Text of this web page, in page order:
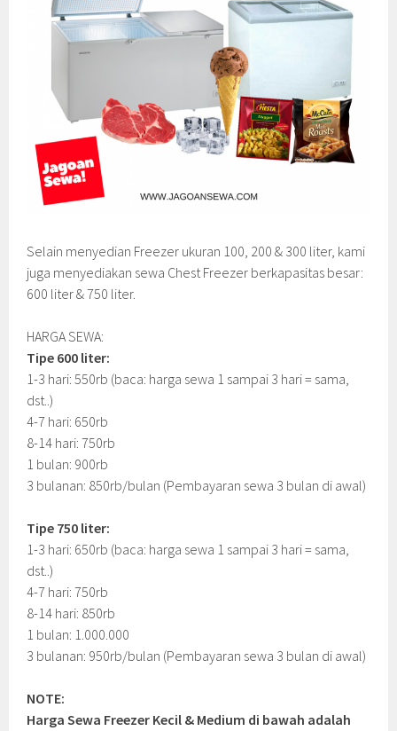
Selain menyedian Freezer ukuran 100, 200 & 300 liter, kami
juga menyediakan sewa Chest Freezer berkapasitas besar:
600 liter & 750 liter.
HARGA SEWA:
Tipe 600 liter:
1-3 hari: 550rb (baca: harga sewa 1 sampai 3 hari = sama,
dst..)
4-7 hari: 650rb
8-14 hari: 750rb
1 bulan: 900rb
3 bulanan: 850rb/bulan (Pembayaran sewa 3 bulan di awal)
Tipe 750 liter:
1-3 hari: 650rb (baca: harga sewa 1 sampai 3 hari = sama,
dst..)
4-7 hari: 750rb
8-14 hari: 850rb
1 bulan: 1.000.000
3 bulanan: 950rb/bulan (Pembayaran sewa 3 bulan di awal)
NOTE:
Harga Sewa Freezer Kecil & Medium di bawah adalah